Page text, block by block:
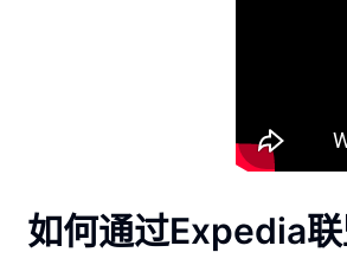
如何通过Expedia